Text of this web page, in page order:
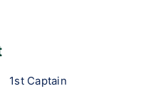
1st Captain